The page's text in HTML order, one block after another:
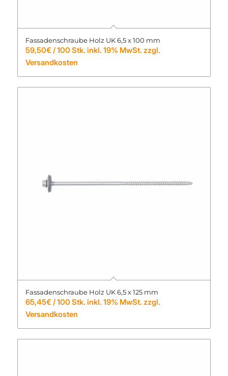
Fassadenschraube Holz UK 6,5 x 100 mm
59,50€ / 100 Stk. inkl. 19% MwSt. zzgl.
Versandkosten
Fassadenschraube Holz UK 6,5 x 125 mm
65,45€ / 100 Stk. inkl. 19% MwSt. zzgl.
Versandkosten